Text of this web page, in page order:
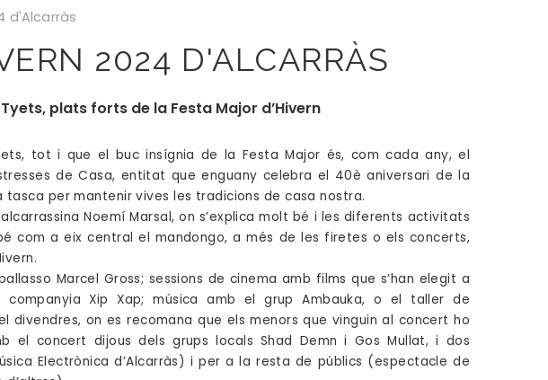
d'Alcarràs
2024 D'ALCARRÀS
plats forts de la Festa Major d’Hivern
tot i que el buc insígnia de la Festa Major és, com cada any, el
de Casa, entitat que enguany celebra el 40è aniversari de la
per mantenir vives les tradicions de casa nostra.
Noemí Marsal, on s’explica molt bé i les diferents activitats
com a eix central el mandongo, a més de les firetes o els concerts,
Marcel Gross; sessions de cinema amb films que s’han elegit a
Xip Xap; música amb el grup Ambauka, o el taller de
on es recomana que els menors que vinguin al concert ho
el concert dijous dels grups locals Shad Demn i Gos Mullat, i dos
Electrònica d’Alcarràs) i per a la resta de públics (espectacle de